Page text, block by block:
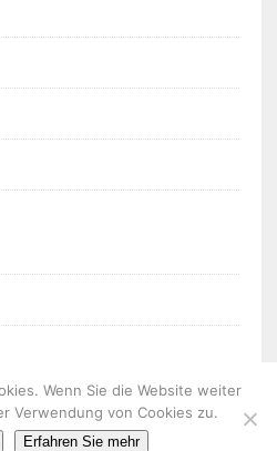
Wenn Sie die Website weiter
Verwendung von Cookies zu.
Erfahren Sie mehr